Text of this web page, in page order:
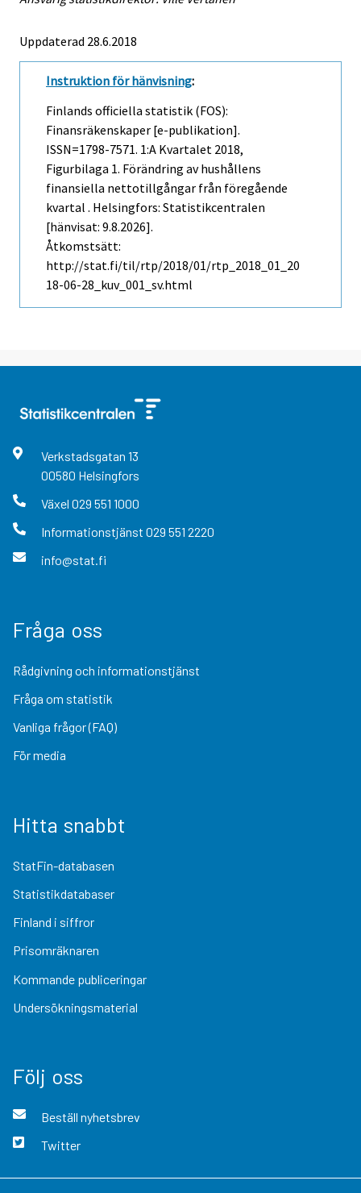
Uppdaterad 28.6.2018
Instruktion för hänvisning:
Finlands officiella statistik (FOS):
Finansräkenskaper [e-publikation].
ISSN=1798-7571. 1:a Kvartalet 2018,
Figurbilaga 1. Förändring av hushållens
finansiella nettotillgångar från föregående
kvartal . Helsingfors: Statistikcentralen
[hänvisat: 9.8.2026].
Åtkomstsätt:
http://stat.fi/til/rtp/2018/01/rtp_2018_01_20
18-06-28_kuv_001_sv.html
Verkstadsgatan 13
00580 Helsingfors
Växel 029 551 1000
Informationstjänst 029 551 2220
info@stat.fi
Fråga oss
Rådgivning och informationstjänst
Fråga om statistik
Vanliga frågor (FAQ)
För media
Hitta snabbt
StatFin-databasen
Statistikdatabaser
Finland i siffror
Prisomräknaren
Kommande publiceringar
Undersökningsmaterial
Följ oss
Beställ nyhetsbrev
Twitter